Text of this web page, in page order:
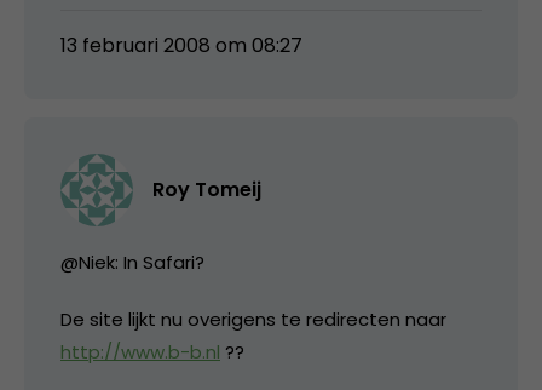
13 februari 2008 om 08:27
Roy Tomeij
@Niek: In Safari?
De site lijkt nu overigens te redirecten naar
http://www.b-b.nl ??